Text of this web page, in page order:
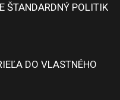
ŠTANDARDNÝ POLITIK
DO VLASTNÉHO